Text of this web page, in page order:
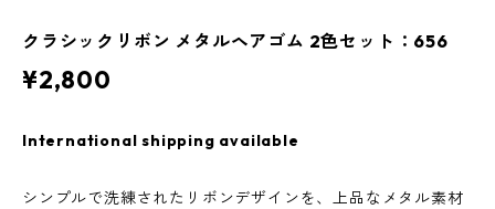
クラシックリボン メタルヘアゴム 2色セット：656
¥2,800
International shipping available
シンプルで洗練されたリボンデザインを、上品なメタル素材